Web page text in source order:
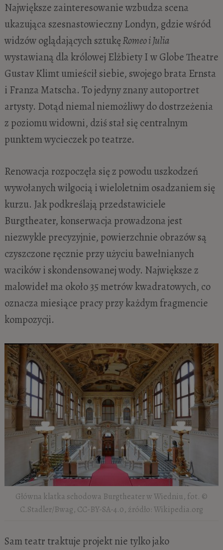
Największe zainteresowanie wzbudza scena
ukazująca szesnastowieczny Londyn, gdzie wśród
widzów oglądających sztukęRomeo i Julia
wystawianą dla królowej Elżbiety I w Globe Theatre
Gustav Klimt umieścił siebie, swojego brata Ernsta
i Franza Matscha. To jedyny znany autoportret
artysty. Dotąd niemal niemożliwy do dostrzeżenia
z poziomu widowni, dziś stał się centralnym
punktem wycieczek po teatrze.
Renowacja rozpoczęła się z powodu uszkodzeń
wywołanych wilgocią i wieloletnim osadzaniem się
kurzu. Jak podkreślają przedstawiciele
Burgtheater, konserwacja prowadzona jest
niezwykle precyzyjnie, powierzchnie obrazów są
czyszczone ręcznie przy użyciu bawełnianych
wacików i skondensowanej wody. Największe z
malowideł ma około 35 metrów kwadratowych, co
oznacza miesiące pracy przy każdym fragmencie
kompozycji.
Główna klatka schodowa Burgtheater w Wiedniu, fot. ©
C.Stadler/Bwag, CC-BY-SA-4.0, źródło: Wikipedia.org
Sam teatr traktuje projekt nie tylko jako